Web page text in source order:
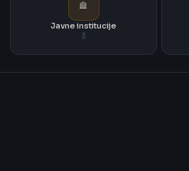
Javne institucije
3